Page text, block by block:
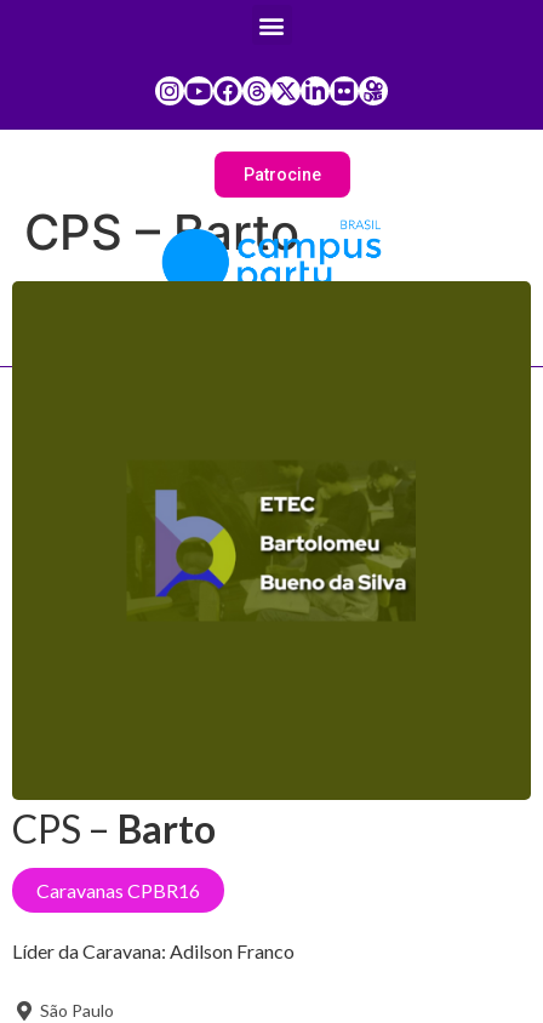
Patrocine
CPS – Barto
CPS – Barto
Caravanas CPBR16
Líder da Caravana: Adilson Franco
São Paulo